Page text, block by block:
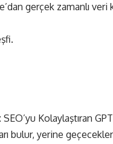
gerçek zamanlı veri
bulur, yerine